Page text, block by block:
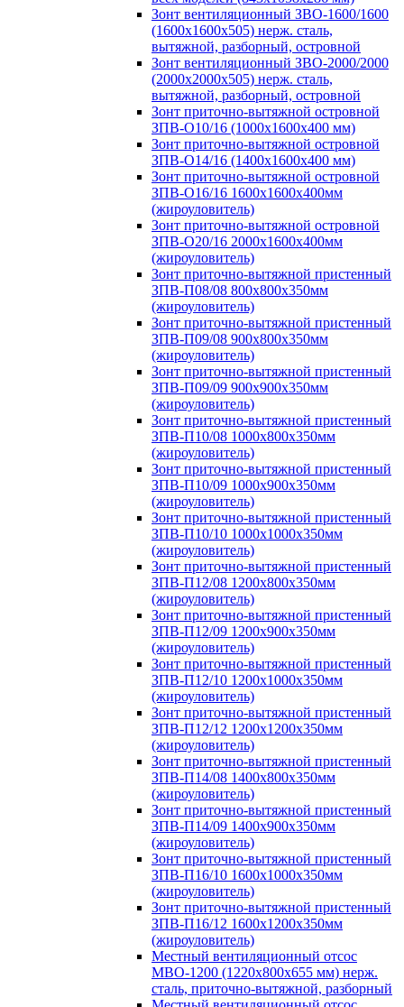
Зонт вентиляционный ЗВО-1600/1600
(1600х1600х505) нерж. сталь,
вытяжной, разборный, островной
Зонт вентиляционный ЗВО-2000/2000
(2000х2000х505) нерж. сталь,
вытяжной, разборный, островной
Зонт приточно-вытяжной островной
ЗПВ-О10/16 (1000х1600х400 мм)
Зонт приточно-вытяжной островной
ЗПВ-О14/16 (1400х1600х400 мм)
Зонт приточно-вытяжной островной
ЗПВ-О16/16 1600х1600х400мм
(жироуловитель)
Зонт приточно-вытяжной островной
ЗПВ-О20/16 2000х1600х400мм
(жироуловитель)
Зонт приточно-вытяжной пристенный
ЗПВ-П08/08 800х800х350мм
(жироуловитель)
Зонт приточно-вытяжной пристенный
ЗПВ-П09/08 900х800х350мм
(жироуловитель)
Зонт приточно-вытяжной пристенный
ЗПВ-П09/09 900х900х350мм
(жироуловитель)
Зонт приточно-вытяжной пристенный
ЗПВ-П10/08 1000х800х350мм
(жироуловитель)
Зонт приточно-вытяжной пристенный
ЗПВ-П10/09 1000х900х350мм
(жироуловитель)
Зонт приточно-вытяжной пристенный
ЗПВ-П10/10 1000х1000х350мм
(жироуловитель)
Зонт приточно-вытяжной пристенный
ЗПВ-П12/08 1200х800х350мм
(жироуловитель)
Зонт приточно-вытяжной пристенный
ЗПВ-П12/09 1200х900х350мм
(жироуловитель)
Зонт приточно-вытяжной пристенный
ЗПВ-П12/10 1200х1000х350мм
(жироуловитель)
Зонт приточно-вытяжной пристенный
ЗПВ-П12/12 1200х1200х350мм
(жироуловитель)
Зонт приточно-вытяжной пристенный
ЗПВ-П14/08 1400х800х350мм
(жироуловитель)
Зонт приточно-вытяжной пристенный
ЗПВ-П14/09 1400х900х350мм
(жироуловитель)
Зонт приточно-вытяжной пристенный
ЗПВ-П16/10 1600х1000х350мм
(жироуловитель)
Зонт приточно-вытяжной пристенный
ЗПВ-П16/12 1600х1200х350мм
(жироуловитель)
Местный вентиляционный отсос
МВО-1200 (1220х800х655 мм) нерж.
сталь, приточно-вытяжной, разборный